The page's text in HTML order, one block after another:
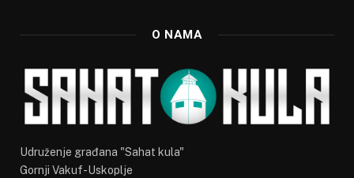
O NAMA
Udruženje građana "Sahat kula"
Gornji Vakuf-Uskoplje